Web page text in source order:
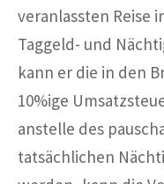
veranlassten Reise
Taggeld- und
kann er die in den
10%ige
anstelle des
tatsächlichen